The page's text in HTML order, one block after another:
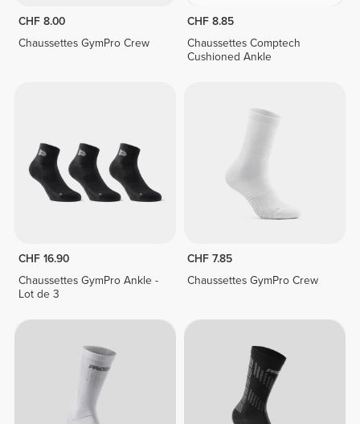
CHF 8.00
Chaussettes GymPro Crew
CHF 8.85
Chaussettes Comptech
Cushioned Ankle
CHF 16.90
Chaussettes GymPro Ankle -
Lot de 3
CHF 7.85
Chaussettes GymPro Crew